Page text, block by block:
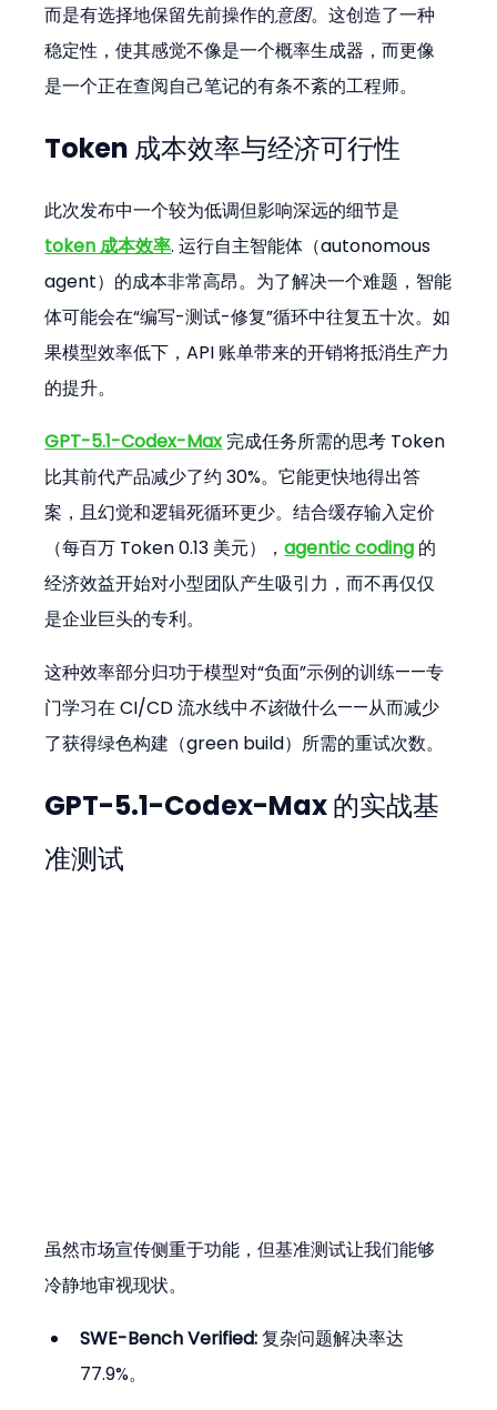
而是有选择地保留先前操作的意图。这创造了一种
稳定性，使其感觉不像是一个概率生成器，而更像
是一个正在查阅自己笔记的有条不紊的工程师。
Token 成本效率与经济可行性
此次发布中一个较为低调但影响深远的细节是
token 成本效率. 运行自主智能体（autonomous
agent）的成本非常高昂。为了解决一个难题，智能
体可能会在“编写-测试-修复”循环中往复五十次。如
果模型效率低下，API 账单带来的开销将抵消生产力
的提升。
GPT-5.1-Codex-Max 完成任务所需的思考 Token
比其前代产品减少了约 30%。它能更快地得出答
案，且幻觉和逻辑死循环更少。结合缓存输入定价
（每百万 Token 0.13 美元），agentic coding 的
经济效益开始对小型团队产生吸引力，而不再仅仅
是企业巨头的专利。
这种效率部分归功于模型对“负面”示例的训练——专
门学习在 CI/CD 流水线中不该做什么——从而减少
了获得绿色构建（green build）所需的重试次数。
GPT-5.1-Codex-Max 的实战基
准测试
虽然市场宣传侧重于功能，但基准测试让我们能够
冷静地审视现状。
SWE-Bench Verified: 复杂问题解决率达
77.9%。